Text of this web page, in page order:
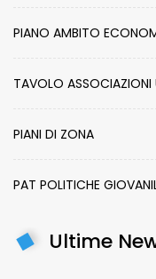
PIANO AMBITO
TAVOLO ASSOCIAZIONI
PIANI DI ZONA
PAT POLITICHE
Ultime